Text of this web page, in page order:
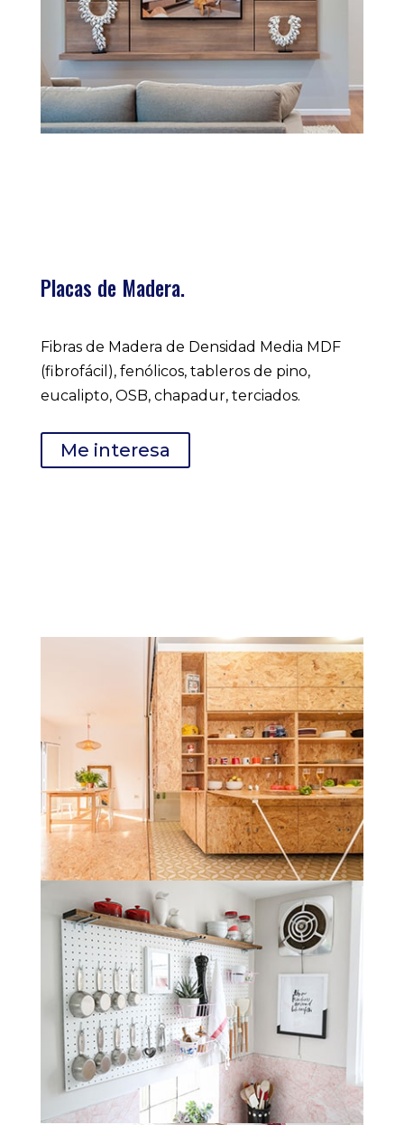
Placas de Madera.
Fibras de Madera de Densidad Media MDF
(fibrofácil), fenólicos, tableros de pino,
eucalipto, OSB, chapadur, terciados.
Me interesa